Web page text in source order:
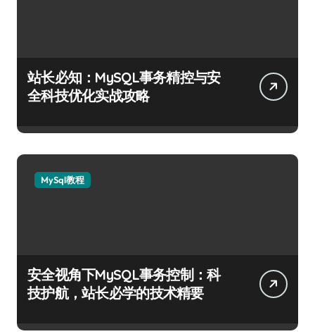
站长必知：MySQL事务精控与安
全科技优化实战攻略
MySql教程
安全视角下MySQL事务控制：科
技护航，站长必学的技术精要